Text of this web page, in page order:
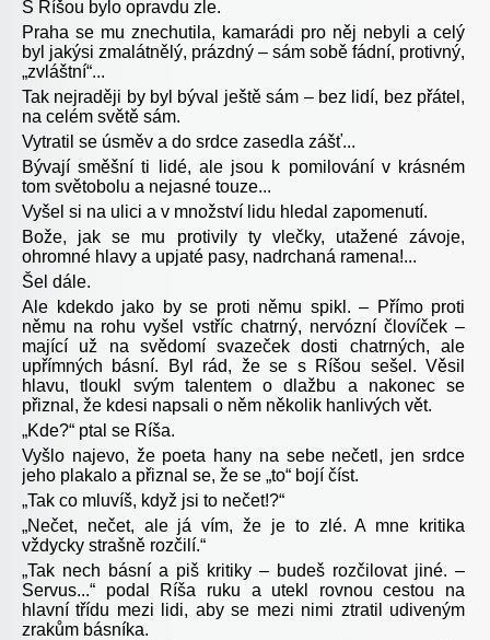
S Ríšou bylo opravdu zle.
Praha se mu znechutila, kamarádi pro něj nebyli a celý
byl jakýsi zmalátnělý, prázdný – sám sobě fádní, protivný,
„zvláštní“...
Tak nejraději by byl býval ještě sám – bez lidí, bez přátel,
na celém světě sám.
Vytratil se úsměv a do srdce zasedla zášť...
Bývají směšní ti lidé, ale jsou k pomilování v krásném
tom světobolu a nejasné touze...
Vyšel si na ulici a v množství lidu hledal zapomenutí.
Bože, jak se mu protivily ty vlečky, utažené závoje,
ohromné hlavy a upjaté pasy, nadrchaná ramena!...
Šel dále.
Ale kdekdo jako by se proti němu spikl. – Přímo proti
němu na rohu vyšel vstříc chatrný, nervózní človíček –
mající už na svědomí svazeček dosti chatrných, ale
upřímných básní. Byl rád, že se s Ríšou sešel. Věsil
hlavu, tloukl svým talentem o dlažbu a nakonec se
přiznal, že kdesi napsali o něm několik hanlivých vět.
„Kde?“ ptal se Ríša.
Vyšlo najevo, že poeta hany na sebe nečetl, jen srdce
jeho plakalo a přiznal se, že se „to“ bojí číst.
„Tak co mluvíš, když jsi to nečet!?“
„Nečet, nečet, ale já vím, že je to zlé. A mne kritika
vždycky strašně rozčilí.“
„Tak nech básní a piš kritiky – budeš rozčilovat jiné. –
Servus...“ podal Ríša ruku a utekl rovnou cestou na
hlavní třídu mezi lidi, aby se mezi nimi ztratil udiveným
zrakům básníka.